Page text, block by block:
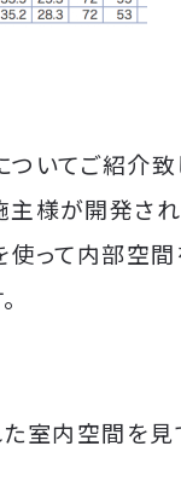
いてご紹介致
様が開発され
使って内部空
た室内空間を